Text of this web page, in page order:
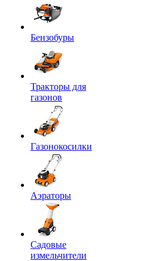
Бензобуры
Тракторы для
газонов
Газонокосилки
Аэраторы
Садовые
измельчители